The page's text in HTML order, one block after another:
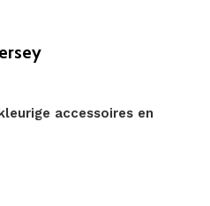
accessoires en